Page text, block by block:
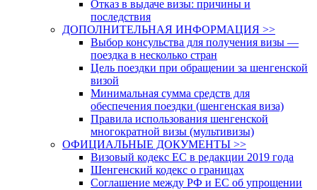
Отказ в выдаче визы: причины и
последствия
ДОПОЛНИТЕЛЬНАЯ ИНФОРМАЦИЯ >>
Выбор консульства для получения визы —
поездка в несколько стран
Цель поездки при обращении за шенгенской
визой
Минимальная сумма средств для
обеспечения поездки (шенгенская виза)
Правила использования шенгенской
многократной визы (мультивизы)
ОФИЦИАЛЬНЫЕ ДОКУМЕНТЫ >>
Визовый кодекс ЕС в редакции 2019 года
Шенгенский кодекс о границах
Соглашение между РФ и ЕС об упрощении